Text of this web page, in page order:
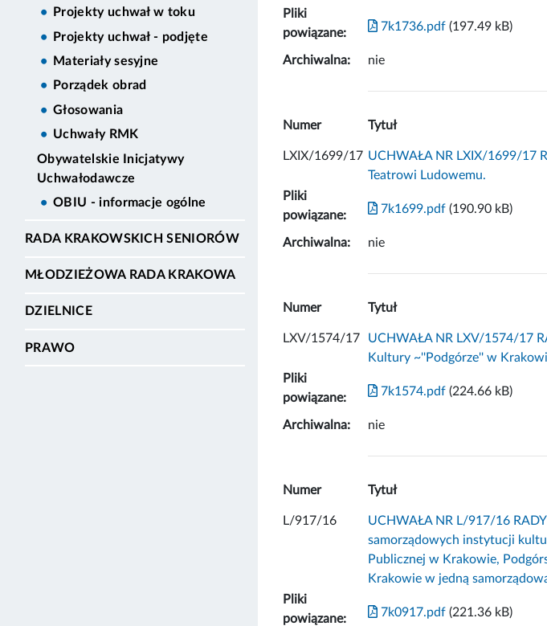
Projekty uchwał w toku
Projekty uchwał - podjęte
Materiały sesyjne
Porządek obrad
Głosowania
Uchwały RMK
Obywatelskie Inicjatywy
Uchwałodawcze
OBIU - informacje ogólne
RADA KRAKOWSKICH SENIORÓW
MŁODZIEŻOWA RADA KRAKOWA
DZIELNICE
PRAWO
Pliki
powiązane:
7k1736.pdf (197.49 kB)
Archiwalna: nie
Numer Tytuł
LXIX/1699/17 UCHWAŁA NR LXIX/1699/17
Teatrowi Ludowemu.
Pliki
powiązane:
7k1699.pdf (190.90 kB)
Archiwalna: nie
Numer Tytuł
LXV/1574/17
UCHWAŁA NR LXV/1574/17
Kultury ~''Podgórze'' w
Pliki
powiązane:
7k1574.pdf (224.66 kB)
Archiwalna: nie
Numer Tytuł
L/917/16
UCHWAŁA NR L/917/16
samorządowych instytucji
Publicznej w Krakowie,
Krakowie w jedną
Pliki
powiązane:
7k0917.pdf (221.36 kB)